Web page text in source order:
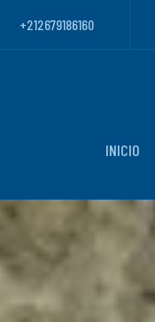
+212679186160
INICIO